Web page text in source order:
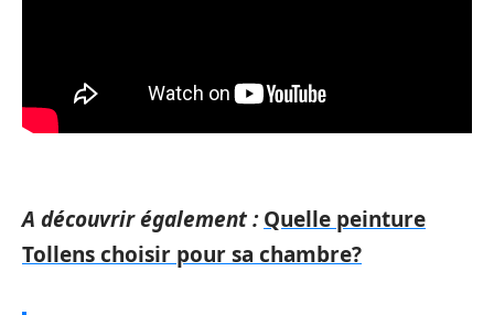
A découvrir également : Quelle peinture
Tollens choisir pour sa chambre?